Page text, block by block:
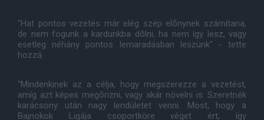
"Hat pontos vezetés már elég szép elõnynek számítana,
de nem fogunk a kardunkba dõlni, ha nem így lesz, vagy
esetleg néhány pontos lemaradásban leszünk" - tette
hozzá.
"Mindenkinek az a célja, hogy megszerezze a vezetést,
amíg azt képes megõrizni, vagy akár növelni is. Szeretnék
karácsony után nagy lendületet venni. Most, hogy a
Bajnokok Ligája csoportköre véget ért, így